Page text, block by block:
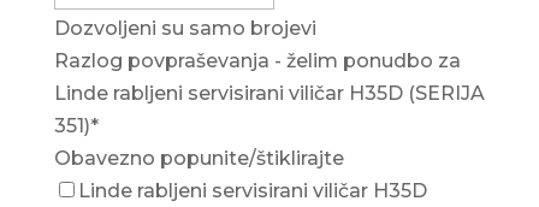
Dozvoljeni su samo brojevi
Razlog povpraševanja - želim ponudbo za
Linde rabljeni servisirani viličar H35D (SERIJA
351)*
Obavezno popunite/štiklirajte
Linde rabljeni servisirani viličar H35D